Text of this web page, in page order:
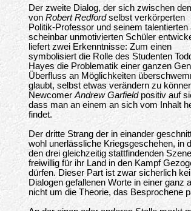
Der zweite Dialog, der sich zwischen
von Robert Redfordselbst verkörperten
Politik-Professor und seinem talentierten
scheinbar unmotivierten Schüler
liefert zwei Erkenntnisse: Zum einen
symbolisiert die Rolle des Studenten
Hayes die Problematik einer ganzen
Überfluss an Möglichkeiten
glaubt, selbst etwas verändern zu
NewcomerAndrew Garfieldpositiv auf
dass man an einem an sich vom Inhalt
findet.
Der dritte Strang der in einander
wohl unerlässliche Kriegsgeschehen, in
den drei gleichzeitig stattfindenden
freiwillig für ihr Land in den Kampf
dürfen. Dieser Part ist zwar sicherlich
Dialogen gefallenen Worte in einer
nicht um die Theorie, das Besprochene